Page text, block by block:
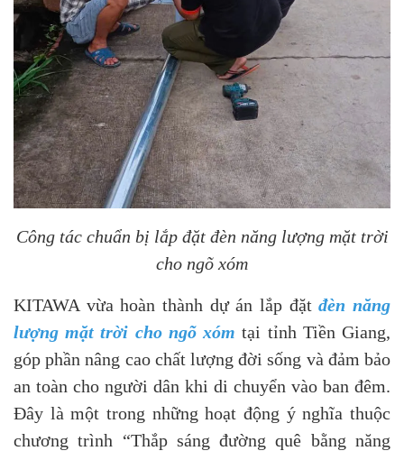
Công tác chuẩn bị lắp đặt đèn năng lượng mặt trời
cho ngõ xóm
KITAWA vừa hoàn thành dự án lắp đặtđèn năng
lượng mặt trời cho ngõ xóm tại tỉnh Tiền Giang,
góp phần nâng cao chất lượng đời sống và đảm bảo
an toàn cho người dân khi di chuyển vào ban đêm.
Đây là một trong những hoạt động ý nghĩa thuộc
chương trình “Thắp sáng đường quê bằng năng